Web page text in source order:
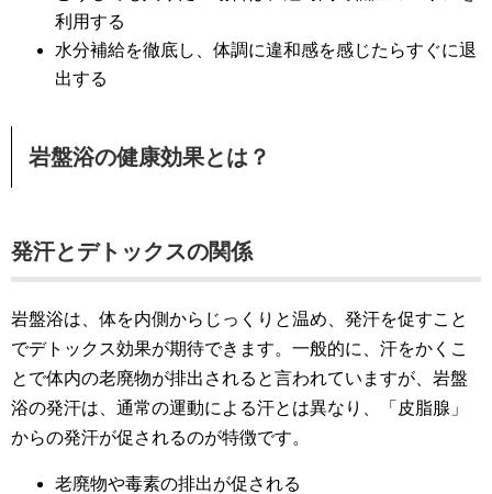
利用する
水分補給を徹底し、体調に違和感を感じたらすぐに退
出する
岩盤浴の健康効果とは？
発汗とデトックスの関係
岩盤浴は、体を内側からじっくりと温め、発汗を促すこと
でデトックス効果が期待できます。一般的に、汗をかくこ
とで体内の老廃物が排出されると言われていますが、岩盤
浴の発汗は、通常の運動による汗とは異なり、「皮脂腺」
からの発汗が促されるのが特徴です。
老廃物や毒素の排出が促される